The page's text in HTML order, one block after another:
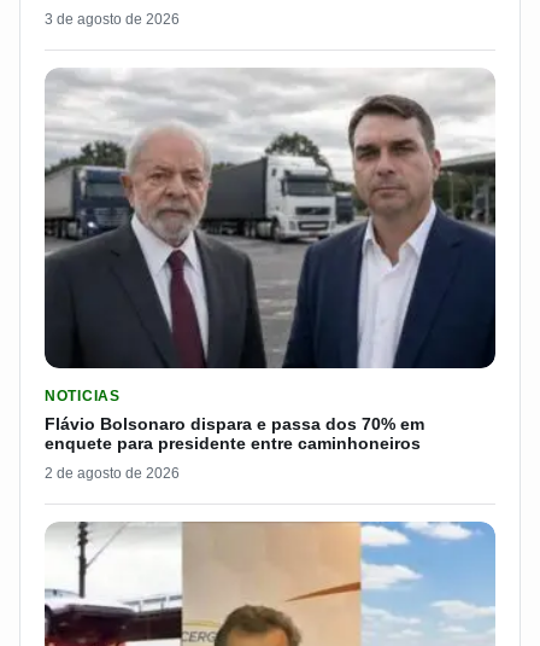
3 de agosto de 2026
NOTICIAS
Flávio Bolsonaro dispara e passa dos 70% em
enquete para presidente entre caminhoneiros
2 de agosto de 2026